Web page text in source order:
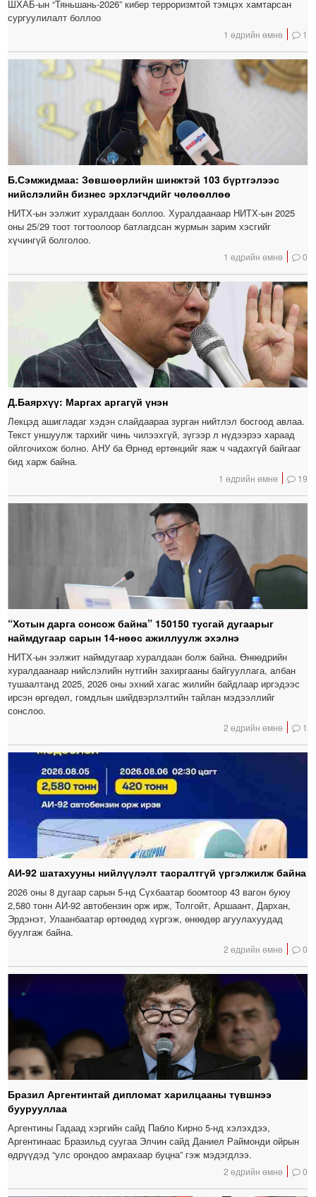
ШХАБ-ын “Тяньшань-2026” кибер терроризмтой тэмцэх хамтарсан
сургуулилалт боллоо
1 өдрийн өмнө 1
Б.Сэмжидмаа: Зөвшөөрлийн шинжтэй 103 бүртгэлээс
нийслэлийн бизнес эрхлэгчдийг чөлөөллөө
НИТХ-ын ээлжит хуралдаан боллоо. Хуралдаанаар НИТХ-ын 2025
оны 25/29 тоот тогтоолоор батлагдсан журмын зарим хэсгийг
хүчингүй болголоо.
1 өдрийн өмнө 0
Д.Баярхүү: Маргах аргагүй үнэн
Лекцэд ашигладаг хэдэн слайдаараа зурган нийтлэл босгоод авлаа.
Текст уншуулж тархийг чинь чилээхгүй, зүгээр л нүдээрээ хараад
ойлгочихож болно. АНУ ба Өрнөд ертөнцийг яаж ч чадахгүй байгааг
бид харж байна.
1 өдрийн өмнө 19
“Хотын дарга сонсож байна” 150150 тусгай дугаарыг
наймдугаар сарын 14-нөөс ажиллуулж эхэлнэ
НИТХ-ын ээлжит наймдугаар хуралдаан болж байна. Өнөөдрийн
хуралдаанаар нийслэлийн нутгийн захиргааны байгууллага, албан
тушаалтанд 2025, 2026 оны эхний хагас жилийн байдлаар иргэдээс
ирсэн өргөдөл, гомдлын шийдвэрлэлтийн тайлан мэдээллийг
сонслоо.
2 өдрийн өмнө 1
АИ-92 шатахууны нийлүүлэлт тасралтгүй үргэлжилж байна
2026 оны 8 дугаар сарын 5-нд Сүхбаатар боомтоор 43 вагон буюу
2,580 тонн АИ-92 автобензин орж ирж, Толгойт, Аршаант, Дархан,
Эрдэнэт, Улаанбаатар өртөөдөд хүргэж, өнөөдөр агуулахуудад
буулгаж байна.
2 өдрийн өмнө 0
Бразил Аргентинтай дипломат харилцааны түвшнээ
буурууллаа
Аргентины Гадаад хэргийн сайд Пабло Кирно 5-нд хэлэхдээ,
Аргентинаас Бразильд суугаа Элчин сайд Даниел Раймонди ойрын
өдрүүдэд “улс орондоо амрахаар буцна” гэж мэдэгдлээ.
2 өдрийн өмнө 0